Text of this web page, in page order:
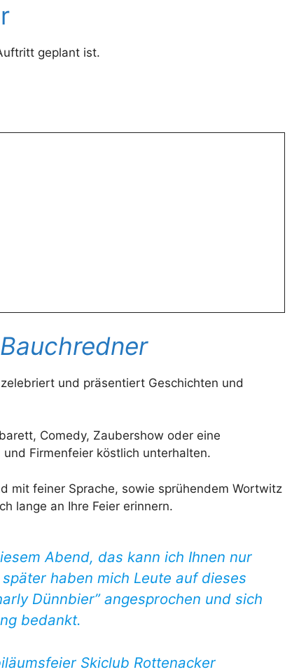
geplant ist.
und präsentiert Geschichten und
Comedy, Zaubershow oder eine
Firmenfeier köstlich unterhalten.
mit feiner Sprache, sowie sprühendem Wortwitz
lange an Ihre Feier erinnern.
Abend, das kann ich Ihnen nur
haben mich Leute auf dieses
Dünnbier” angesprochen und sich
bedankt.
Skiclub Rottenacker